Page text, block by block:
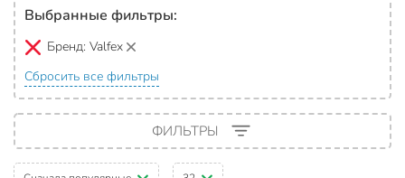
Выбранные фильтры:
Бренд: Valfex
Сбросить все фильтры
ФИЛЬТРЫ